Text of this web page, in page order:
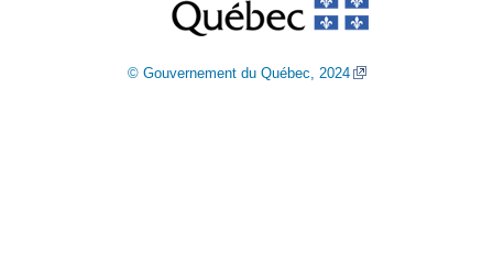
© Gouvernement du Québec, 2024